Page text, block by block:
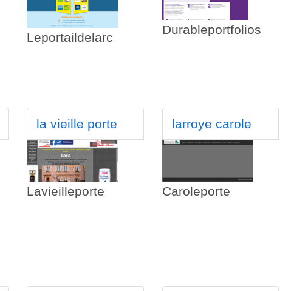
Leportaildelarc
Durableportfolios
la vieille porte
Lavieilleporte
larroye carole
Caroleporte